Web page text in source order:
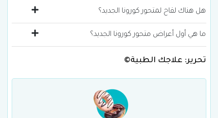
هل هناك لقاح لمتحور كورونا الجديد؟
ما هي أول أعراض متحور كورونا الجديد؟
تحرير: علاجك الطبية©